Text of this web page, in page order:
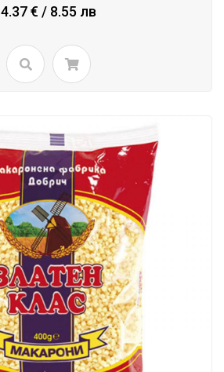
4.37 € / 8.55 лв